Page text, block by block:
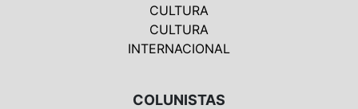
CULTURA
CULTURA
INTERNACIONAL
COLUNISTAS